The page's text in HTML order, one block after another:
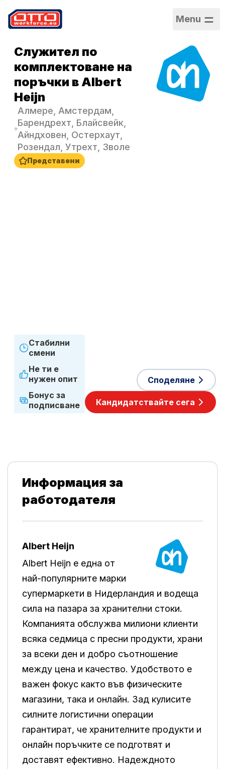
Menu
Служител по
комплектоване на
поръчки в Albert
Heijn
Алмере, Амстердам,
Барендрехт, Блайсвейк,
Айндховен, Остерхаут,
Розендал, Утрехт, Зволе
Представени
Стабилни
смени
Не ти е
нужен опит
Бонус за
подписване
Споделяне
Кандидатствайте сега
Информация за
работодателя
Albert Heijn
Albert Heijn е една от
най-популярните марки
супермаркети в Нидерландия и водеща
сила на пазара за хранителни стоки.
Компанията обслужва милиони клиенти
всяка седмица с пресни продукти, храни
за всеки ден и добро съотношение
между цена и качество. Удобството е
важен фокус както във физическите
магазини, така и онлайн. Зад кулисите
силните логистични операции
гарантират, че хранителните продукти и
онлайн поръчките се подготвят и
доставят ефективно. Надеждното